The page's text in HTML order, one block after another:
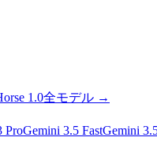
1.0全モデル →
ProGemini 3.5 FastGemini